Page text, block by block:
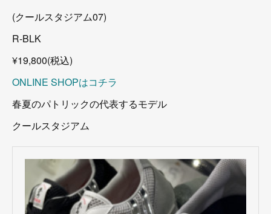
(クールスタジアム07)
R-BLK
¥19,800(税込)
ONLINE SHOPはコチラ
春夏のパトリックの代表するモデル
クールスタジアム